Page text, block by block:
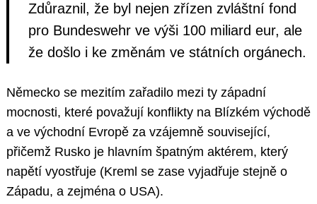
Zdůraznil, že byl nejen zřízen zvláštní fond
pro Bundeswehr ve výši 100 miliard eur, ale
že došlo i ke změnám ve státních orgánech.
Německo se mezitím zařadilo mezi ty západní
mocnosti, které považují konflikty na Blízkém východě
a ve východní Evropě za vzájemně související,
přičemž Rusko je hlavním špatným aktérem, který
napětí vyostřuje (Kreml se zase vyjadřuje stejně o
Západu, a zejména o USA).